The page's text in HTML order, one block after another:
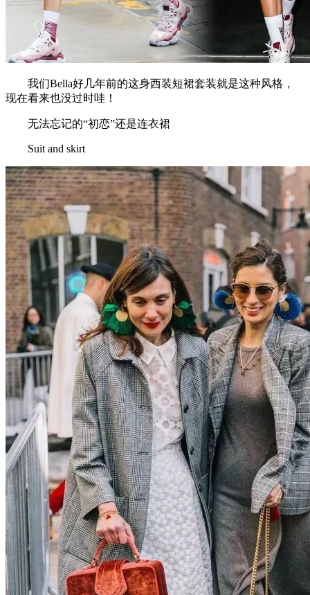
我们Bella好几年前的这身西装短裙套装就是这种风格，
现在看来也没过时哇！
无法忘记的“初恋”还是连衣裙
Suit and skirt